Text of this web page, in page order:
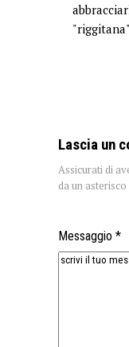
Lascia un
Assicurati di
da un
Messaggio *